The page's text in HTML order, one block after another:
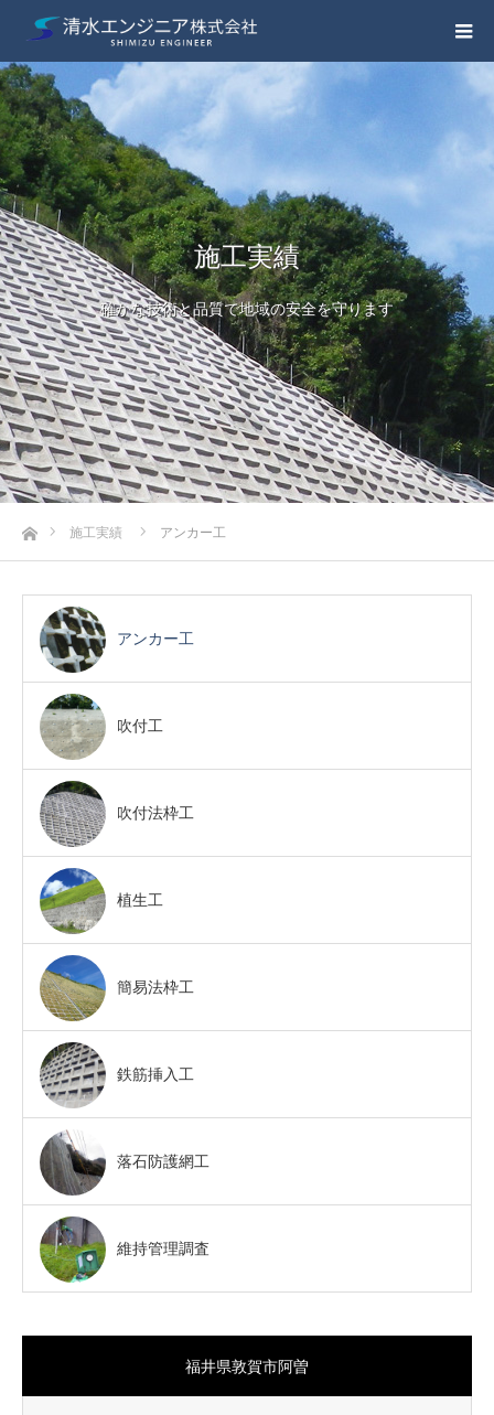
施工実績
確かな技術と品質で地域の安全を守ります
ホーム施工実績 アンカー工
アンカー工
吹付工
吹付法枠工
植生工
簡易法枠工
鉄筋挿入工
落石防護網工
維持管理調査
福井県敦賀市阿曽